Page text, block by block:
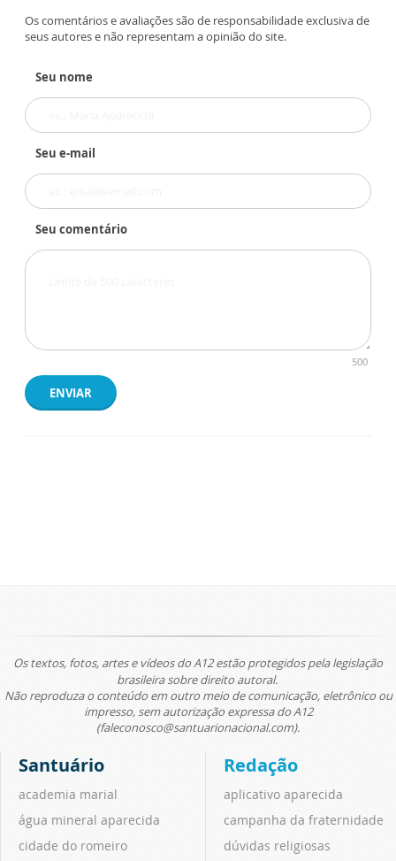
Os comentários e avaliações são de responsabilidade exclusiva de
seus autores e não representam a opinião do site.
Seu nome
Seu e-mail
Seu comentário
500
ENVIAR
Os textos, fotos, artes e vídeos do A12 estão protegidos pela legislação
brasileira sobre direito autoral.
Não reproduza o conteúdo em outro meio de comunicação, eletrônico ou
impresso, sem autorização expressa do A12
(faleconosco@santuarionacional.com).
Santuário
academia marial
água mineral aparecida
cidade do romeiro
Redação
aplicativo aparecida
campanha da fraternidade
dúvidas religiosas